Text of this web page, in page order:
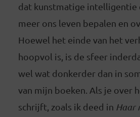
dat kunstmatige intelligentie
meer ons leven bepalen en
Hoewel het einde van het
hoopvol is, is de sfeer
wel wat donkerder dan in
van mijn boeken. Als je over
schrijft, zoals ik deed in Haar